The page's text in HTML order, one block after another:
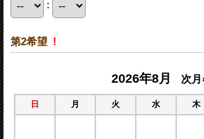
:
第2希望 !
2026年8月 次月
日 月 火 水 木